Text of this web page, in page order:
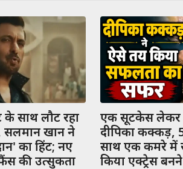
साथ लौट रहा
सलमान खान ने
का हिंट; नए
फैंस की उत्सुकता
एक सूटकेस लेकर
दीपिका कक्कड़,
साथ एक कमरे में
किया एक्ट्रेस